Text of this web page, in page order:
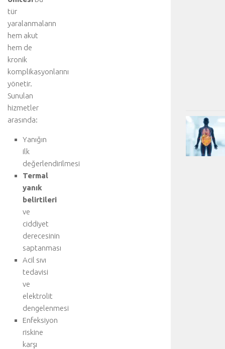
tür
yaralanmaların
hem akut
hem de
kronik
komplikasyonlarını
yönetir.
Sunulan
hizmetler
arasında:
Yanığın
ilk
değerlendirilmesi
Termal
yanık
belirtileri
ve
ciddiyet
derecesinin
saptanması
Acil sıvı
tedavisi
ve
elektrolit
dengelenmesi
Enfeksiyon
riskine
karşı